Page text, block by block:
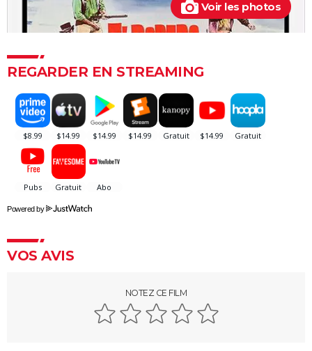
Voir les photos
REGARDER EN STREAMING
Powered by
VOS AVIS
NOTEZ CE FILM